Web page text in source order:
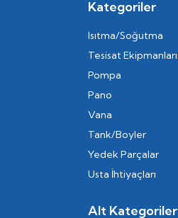
Kategoriler
Isıtma/Soğutma
Tesisat Ekipmanları
Pompa
Pano
Vana
Tank/Boyler
Yedek Parçalar
Usta İhtiyaçları
Alt Kategoriler